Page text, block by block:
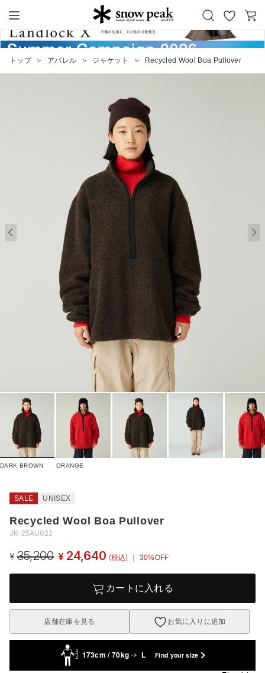
Snow Peak
お
気
カ
ー
トップ ＞ アパレル ＞ ジャケット ＞ Recycled Wool Boa Pullover
DARK BROWN ORANGE
SALE UNISEX
Recycled Wool Boa Pullover
JK-25AU022
¥ 35,200 ¥ 24,640 (税込) ｜ 30%OFF
カートに入れる
店舗在庫を見る お気に入りに追加
173cm / 70kg L Find your size